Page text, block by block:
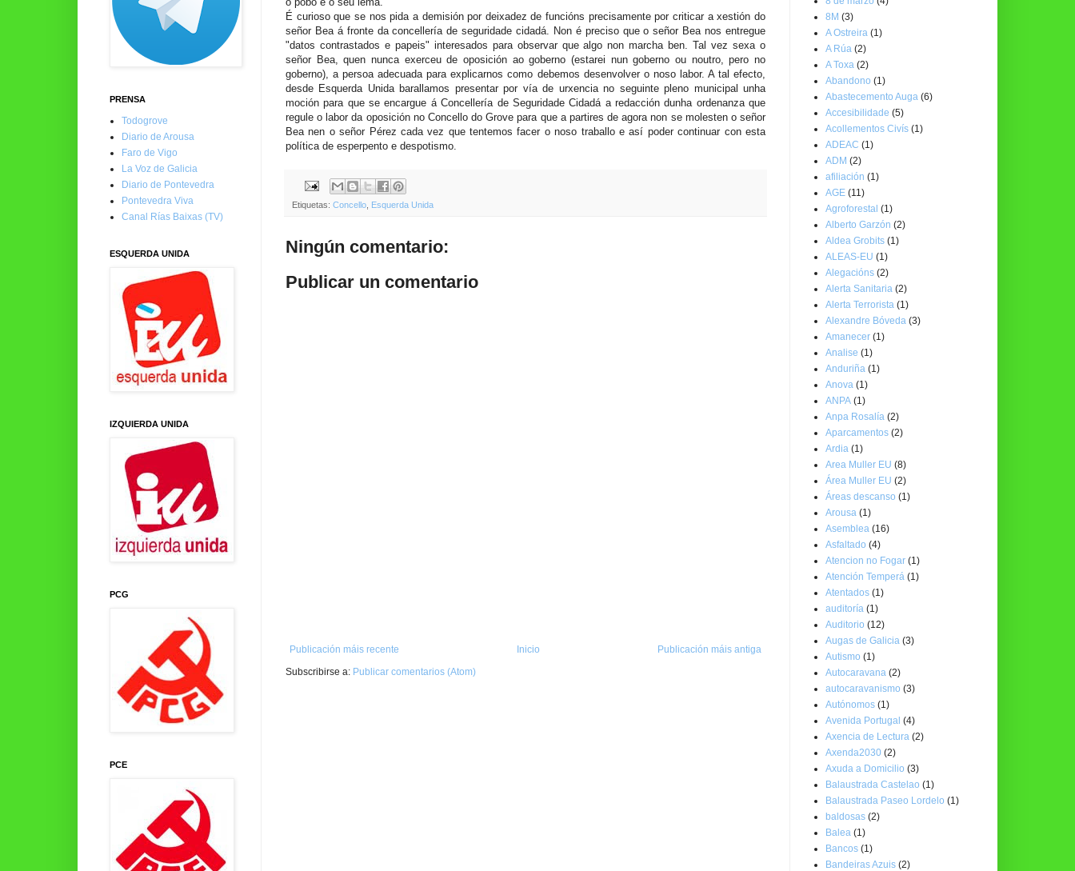
É curioso que se nos pida a demisión por deixadez de funcións precisamente por criticar a xestión do
señor Bea á fronte da concellería de seguridade cidadá. Non é preciso que o señor Bea nos entregue
"datos contrastados e papeis" interesados para observar que algo non marcha ben. Tal vez sexa o
señor Bea, quen nunca exerceu de oposición ao goberno (estarei nun goberno ou noutro, pero no
goberno), a persoa adecuada para explicarnos como debemos desenvolver o noso labor. A tal efecto,
desde Esquerda Unida barallamos presentar por vía de urxencia no seguinte pleno municipal unha
moción para que se encargue á Concellería de Seguridade Cidadá a redacción dunha ordenanza que
regule o labor da oposición no Concello do Grove para que a partires de agora non se molesten o señor
Bea nen o señor Pérez cada vez que tentemos facer o noso traballo e así poder continuar con esta
política de esperpento e despotismo.
Etiquetas: Concello Esquerda Unida
Ningún comentario:
Publicar un comentario
Publicación máis recente Publicación máis antiga
Inicio
Subscribirse a: Publicar comentarios (Atom)
PRENSA
Todogrove
Diario de Arousa
Faro de Vigo
La Voz de Galicia
Diario de Pontevedra
Pontevedra Viva
Canal Rías Baixas (TV)
ESQUERDA UNIDA
IZQUIERDA UNIDA
PCG
PCE
8M (3)
A Ostreira (1)
A Rúa (2)
A Toxa (2)
Abandono (1)
Abastecemento Auga (6)
Accesibilidade (5)
Acollementos Civís (1)
ADEAC (1)
ADM (2)
afiliación (1)
AGE (11)
Agroforestal (1)
Alberto Garzón (2)
Aldea Grobits (1)
ALEAS-EU (1)
Alegacións (2)
Alerta Sanitaria (2)
Alerta Terrorista (1)
Alexandre Bóveda (3)
Amanecer (1)
Analise (1)
Anduriña (1)
Anova (1)
ANPA (1)
Anpa Rosalía (2)
Aparcamentos (2)
Ardia (1)
Area Muller EU (8)
Área Muller EU (2)
Áreas descanso (1)
Arousa (1)
Asemblea (16)
Asfaltado (4)
Atencion no Fogar (1)
Atención Temperá (1)
Atentados (1)
auditoría (1)
Auditorio (12)
Augas de Galicia (3)
Autismo (1)
Autocaravana (2)
autocaravanismo (3)
Autónomos (1)
Avenida Portugal (4)
Axencia de Lectura (2)
Axenda2030 (2)
Axuda a Domicilio (3)
Balaustrada Castelao (1)
Balaustrada Paseo Lordelo (1)
baldosas (2)
Balea (1)
Bancos (1)
Bandeiras Azuis (2)